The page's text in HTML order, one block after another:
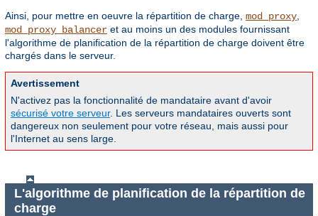
Ainsi, pour mettre en oeuvre la répartition de charge, mod_proxy
mod_proxy_balancer et au moins un des modules fournissant
l'algorithme de planification de la répartition de charge doivent être
chargés dans le serveur.
Avertissement
N'activez pas la fonctionnalité de mandataire avant d'avoir
sécurisé votre serveur. Les serveurs mandataires ouverts sont
dangereux non seulement pour votre réseau, mais aussi pour
l'Internet au sens large.
L'algorithme de planification de la répartition de
charge